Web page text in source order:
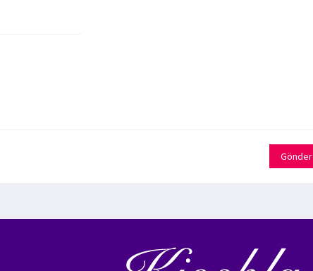
Gönder